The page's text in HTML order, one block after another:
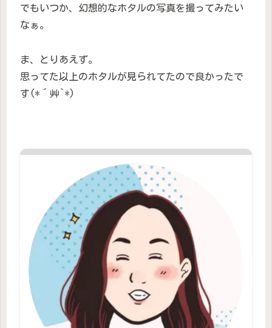
でもいつか、幻想的なホタルの写真を撮ってみたい
なぁ。
ま、とりあえず。
思ってた以上のホタルが見られてたので良かったで
す(*´艸`*)